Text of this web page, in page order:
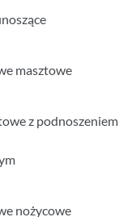
masztowe
z podnoszeniem
nożycowe